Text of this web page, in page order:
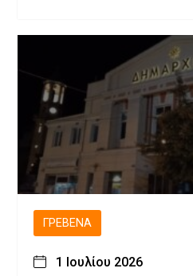
ΓΡΕΒΕΝΆ
1 Ιουλίου 2026